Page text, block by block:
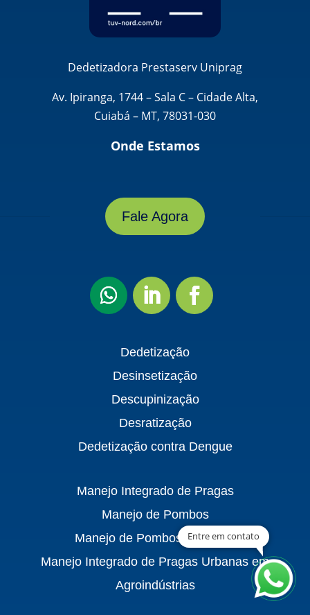
Dedetizadora Prestaserv Uniprag
Av. Ipiranga, 1744 – Sala C – Cidade Alta,
Cuiabá – MT, 78031-030
Onde Estamos
Fale Agora
Dedetização
Desinsetização
Descupinização
Desratização
Dedetização contra Dengue
Manejo Integrado de Pragas
Manejo de Pombos
Manejo de Pombos – TAPPA
Manejo Integrado de Pragas Urbanas em
Agroindústrias
Entre em contato